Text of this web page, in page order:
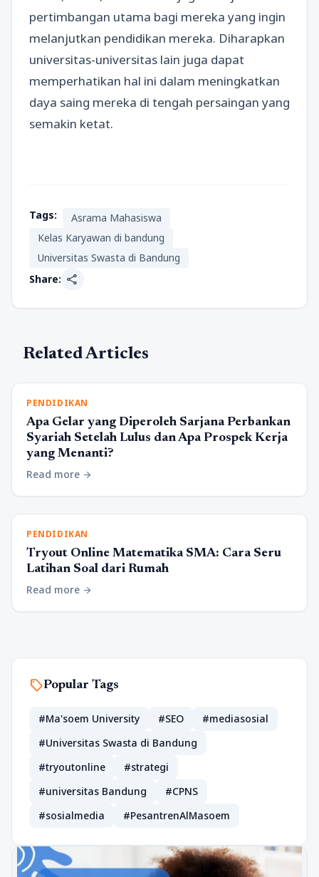
pertimbangan utama bagi mereka yang ingin
melanjutkan pendidikan mereka. Diharapkan
universitas-universitas lain juga dapat
memperhatikan hal ini dalam meningkatkan
daya saing mereka di tengah persaingan yang
semakin ketat.
Tags:
Asrama Mahasiswa
Kelas Karyawan di bandung
Universitas Swasta di Bandung
Share: share
Related Articles
PENDIDIKAN
Apa Gelar yang Diperoleh Sarjana Perbankan
Syariah Setelah Lulus dan Apa Prospek Kerja
yang Menanti?
Read more arrow_forward
PENDIDIKAN
Tryout Online Matematika SMA: Cara Seru
Latihan Soal dari Rumah
Read more arrow_forward
sellPopular Tags
#Ma'soem University #SEO
#mediasosial
#Universitas Swasta di Bandung
#tryoutonline
#strategi
#universitas Bandung
#CPNS
#sosialmedia
#PesantrenAlMasoem